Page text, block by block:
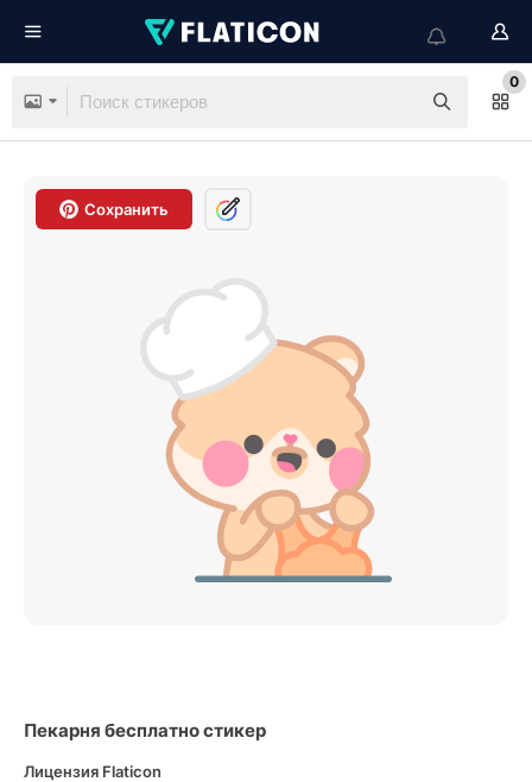
0
Сохранить
Пекарня бесплатно стикер
Лицензия Flaticon